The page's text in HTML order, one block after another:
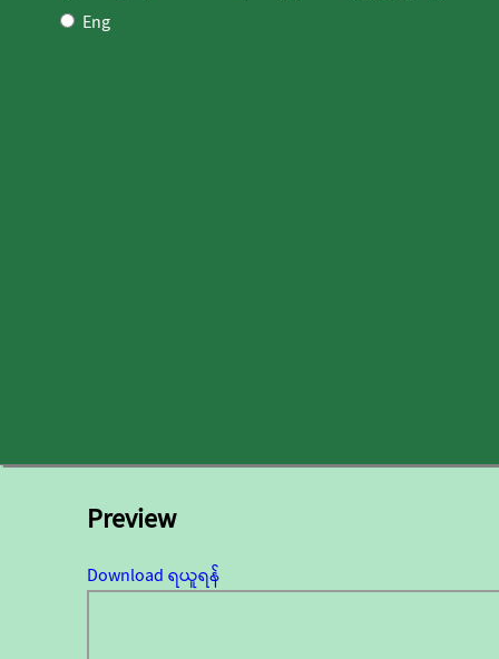
Eng
Preview
Download ရယူရန်